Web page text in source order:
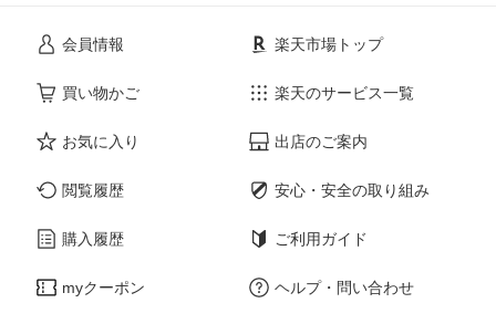
会員情報
買い物かご
お気に入り
閲覧履歴
購入履歴
myクーポン
楽天市場トップ
楽天のサービス一覧
出店のご案内
安心・安全の取り組み
ご利用ガイド
ヘルプ・問い合わせ